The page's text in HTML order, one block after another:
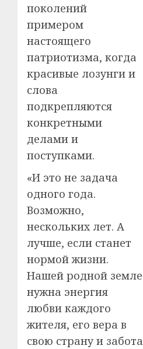
поколений
примером
настоящего
патриотизма, когда
красивые лозунги и
слова
подкрепляются
конкретными
делами и
поступками.
«И это не задача
одного года.
Возможно,
нескольких лет. А
лучше, если станет
нормой жизни.
Нашей родной земле
нужна энергия
любви каждого
жителя, его вера в
свою страну и забота